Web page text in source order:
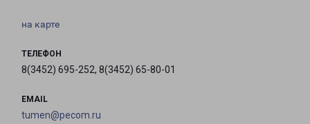
на карте
ТЕЛЕФОН
8(3452) 695-252, 8(3452) 65-80-01
EMAIL
tumen@pecom.ru